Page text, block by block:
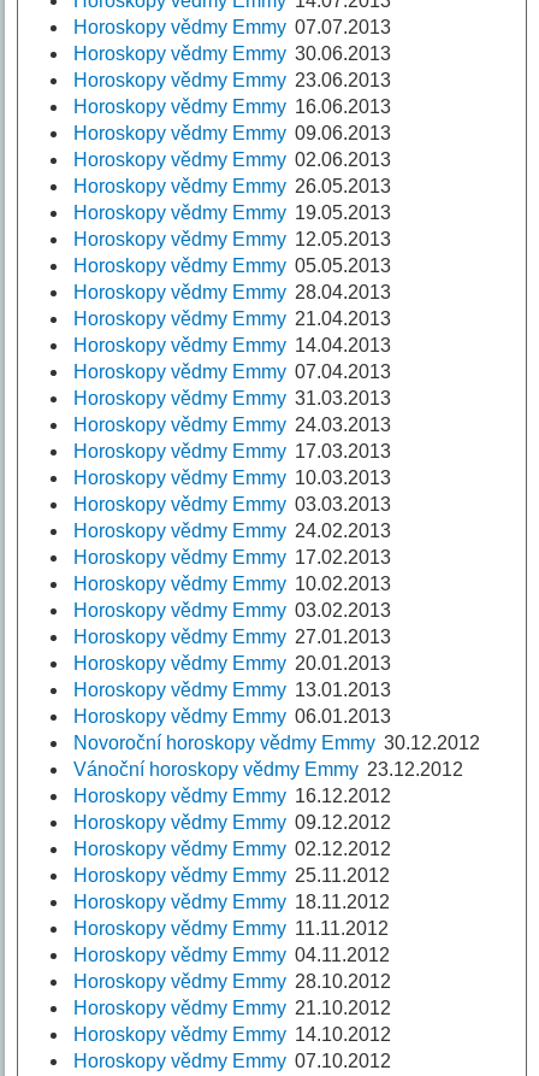
Horoskopy vědmy Emmy 07.07.2013
Horoskopy vědmy Emmy 30.06.2013
Horoskopy vědmy Emmy 23.06.2013
Horoskopy vědmy Emmy 16.06.2013
Horoskopy vědmy Emmy 09.06.2013
Horoskopy vědmy Emmy 02.06.2013
Horoskopy vědmy Emmy 26.05.2013
Horoskopy vědmy Emmy 19.05.2013
Horoskopy vědmy Emmy 12.05.2013
Horoskopy vědmy Emmy 05.05.2013
Horoskopy vědmy Emmy 28.04.2013
Horoskopy vědmy Emmy 21.04.2013
Horoskopy vědmy Emmy 14.04.2013
Horoskopy vědmy Emmy 07.04.2013
Horoskopy vědmy Emmy 31.03.2013
Horoskopy vědmy Emmy 24.03.2013
Horoskopy vědmy Emmy 17.03.2013
Horoskopy vědmy Emmy 10.03.2013
Horoskopy vědmy Emmy 03.03.2013
Horoskopy vědmy Emmy 24.02.2013
Horoskopy vědmy Emmy 17.02.2013
Horoskopy vědmy Emmy 10.02.2013
Horoskopy vědmy Emmy 03.02.2013
Horoskopy vědmy Emmy 27.01.2013
Horoskopy vědmy Emmy 20.01.2013
Horoskopy vědmy Emmy 13.01.2013
Horoskopy vědmy Emmy 06.01.2013
Novoroční horoskopy vědmy Emmy 30.12.2012
Vánoční horoskopy vědmy Emmy 23.12.2012
Horoskopy vědmy Emmy 16.12.2012
Horoskopy vědmy Emmy 09.12.2012
Horoskopy vědmy Emmy 02.12.2012
Horoskopy vědmy Emmy 25.11.2012
Horoskopy vědmy Emmy 18.11.2012
Horoskopy vědmy Emmy 11.11.2012
Horoskopy vědmy Emmy 04.11.2012
Horoskopy vědmy Emmy 28.10.2012
Horoskopy vědmy Emmy 21.10.2012
Horoskopy vědmy Emmy 14.10.2012
Horoskopy vědmy Emmy 07.10.2012